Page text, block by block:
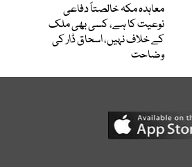
معاہدہ مکہ خالصتاً دفاعی
نوعیت کا ہے، کسی بھی ملک
کے خلاف نہیں، اسحاق ڈار کی
وضاحت